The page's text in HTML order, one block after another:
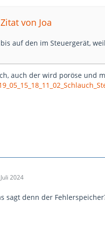
Zitat von Joa
bis auf den im Steuergerät,
auch der wird poröse und
2024
sagt denn der